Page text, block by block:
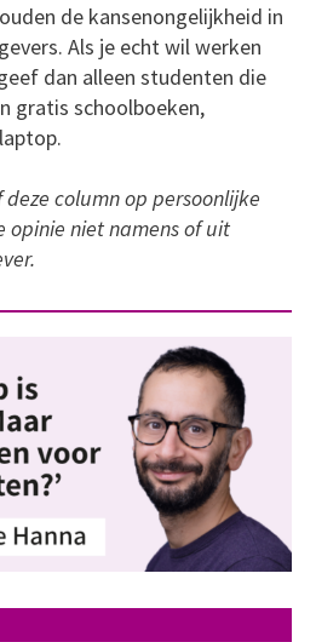
de kansenongelijkheid in
Als je echt wil werken
dan alleen studenten die
gratis schoolboeken,
column op persoonlijke
opinie niet namens of uit